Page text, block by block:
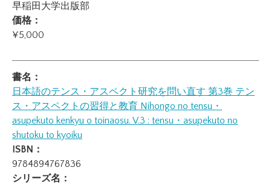
早稲田大学出版部
価格：
¥5,000
書名：
日本語のテンス・アスペクト研究を問い直す 第3巻 テン
ス・アスペクトの習得と教育 Nihongo no tensu・
asupekuto kenkyu o toinaosu. V.3 : tensu・asupekuto no
shutoku to kyoiku
ISBN：
9784894767836
シリーズ名：